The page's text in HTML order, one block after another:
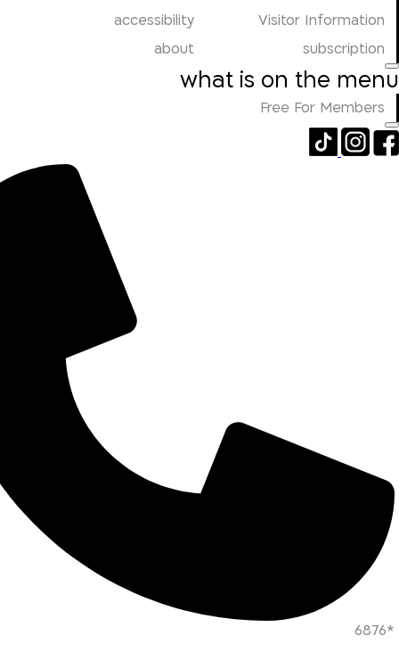
Visitor Information
accessibility
subscription
about
what is on the menu
Free For Members
*6876